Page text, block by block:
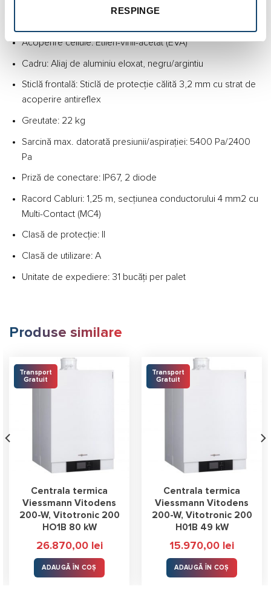
RESPINGE
Acoperire cellule: Etilen-vinil-acetat (EVA)
Cadru: Aliaj de aluminiu eloxat, negru/argintiu
Sticlă frontală: Sticlă de protecţie călită 3,2 mm cu strat de
acoperire antireflex
Greutate: 22 kg
Sarcină max. datorată presiunii/aspiraţiei: 5400 Pa/2400
Pa
Priză de conectare: IP67, 2 diode
Racord Cabluri: 1,25 m, secţiunea conductorului 4 mm2 cu
Multi-Contact (MC4)
Clasă de protecţie: II
Clasă de utilizare: A
Unitate de expediere: 31 bucăţi per palet
Produse similare
Transport
Gratuit
Centrala termica
Viessmann Vitodens
200-W, Vitotronic 200
HO1B 80 kW
26.870,00 lei
ADAUGĂ ÎN COȘ
Transport
Gratuit
Centrala termica
Viessmann Vitodens
200-W, Vitotronic 200
H01B 49 kW
15.970,00 lei
ADAUGĂ ÎN COȘ